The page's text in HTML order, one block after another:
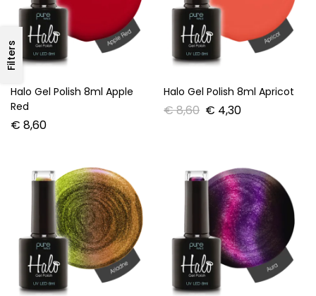
Filters
Halo Gel Polish 8ml Apple
Red
€ 8,60
Halo Gel Polish 8ml Apricot
€8,60 € 4,30